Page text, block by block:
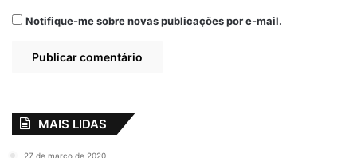
Notifique-me sobre novas publicações por e-mail.
MAIS LIDAS
27 de março de 2020